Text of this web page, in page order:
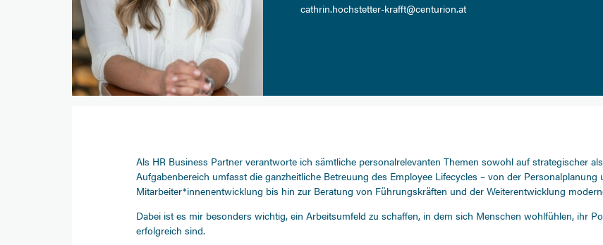
cathrin.hochstetter-krafft@centurion.at
Als HR Business Partner verantworte ich sämtliche personalrelevanten Themen sowohl auf strategischer
Aufgabenbereich umfasst die ganzheitliche Betreuung des Employee Lifecycles – von der
Mitarbeiter*innenentwicklung bis hin zur Beratung von Führungskräften und der Weiterentwicklung
Dabei ist es mir besonders wichtig, ein Arbeitsumfeld zu schaffen, in dem sich Menschen wohlfühlen, ihr
erfolgreich sind.